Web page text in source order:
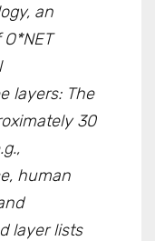
an
layers: The
30
human
layer lists